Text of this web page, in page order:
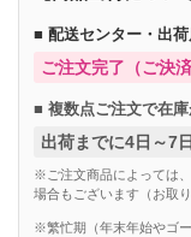
■ 配送センター・出
ご注文完了（ご決
■ 複数点ご注文で在
出荷までに4日～7
※ご注文商品によっては
場合もございます（お取
※繁忙期（年末年始やゴ